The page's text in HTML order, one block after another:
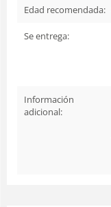
Edad recomendada:
Se entrega:
Información
adicional: